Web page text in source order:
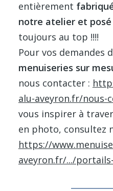
entièrement
notre atelier et
toujours au top !!!!
Pour vos demandes
menuiseries sur
nous contacter :
alu-aveyron.fr/nous-
vous inspirer à
en photo, consultez
https://
aveyron.fr/.../